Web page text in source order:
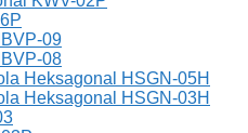
09
08
Heksagonal HSGN-05H
Heksagonal HSGN-03H